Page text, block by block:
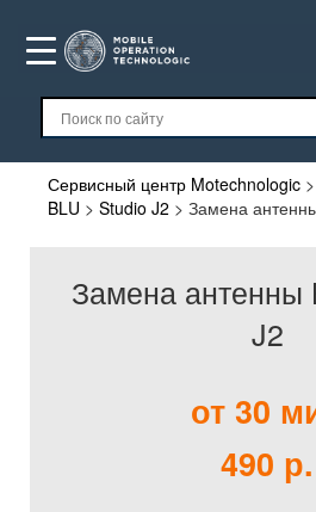
Сервисный центр Motechnologic >
BLU > Studio J2 > Замена
Замена антенны
J2
от 30
490 р.